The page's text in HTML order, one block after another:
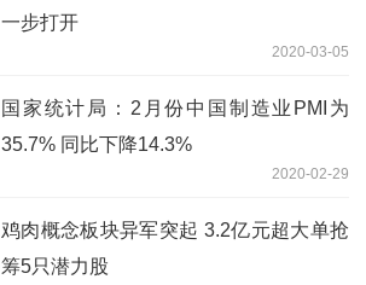
一步打开
2020-03-05
国家统计局：2月份中国制造业PMI为
35.7% 同比下降14.3%
2020-02-29
鸡肉概念板块异军突起 3.2亿元超大单抢
筹5只潜力股